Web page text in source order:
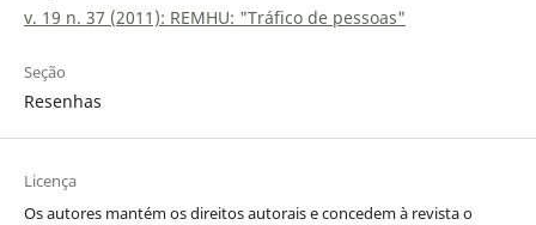
v. 19 n. 37 (2011): REMHU: "Tráfico de pessoas"
Seção
Resenhas
Licença
Os autores mantém os direitos autorais e concedem à revista o